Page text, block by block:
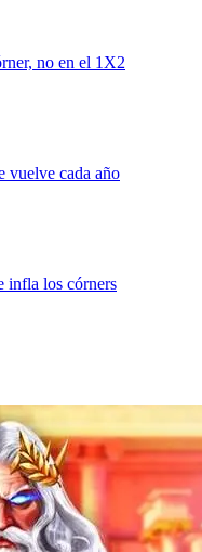
no en el 1X2
vuelve cada año
infla los córners